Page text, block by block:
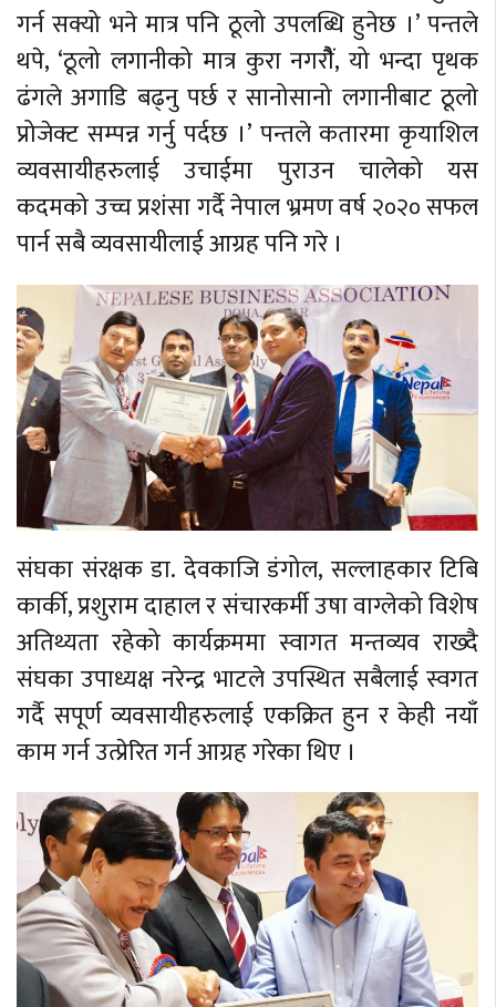
गर्न सक्यो भने मात्र पनि ठूलो उपलब्धि हुनेछ ।’ पन्तले
थपे, ‘ठूलो लगानीको मात्र कुरा नगरौैं, यो भन्दा पृथक
ढंगले अगाडि बढ्नु पर्छ र सानोसानो लगानीबाट ठूलो
प्रोजेक्ट सम्पन्न गर्नु पर्दछ ।’ पन्तले कतारमा कृयाशिल
व्यवसायीहरुलाई उचाईमा पुराउन चालेको यस
कदमको उच्च प्रशंसा गर्दै नेपाल भ्रमण वर्ष २०२० सफल
पार्न सबै व्यवसायीलाई आग्रह पनि गरे ।
संघका संरक्षक डा. देवकाजि डंगोल, सल्लाहकार टिबि
कार्की, प्रशुराम दाहाल र संचारकर्मी उषा वाग्लेको विशेष
अतिथ्यता रहेको कार्यक्रममा स्वागत मन्तव्यव राख्दै
संघका उपाध्यक्ष नरेन्द्र भाटले उपस्थित सबैलाई स्वगत
गर्दै सपूर्ण व्यवसायीहरुलाई एकक्रित हुन र केही नयाँ
काम गर्न उत्प्रेरित गर्न आग्रह गरेका थिए ।